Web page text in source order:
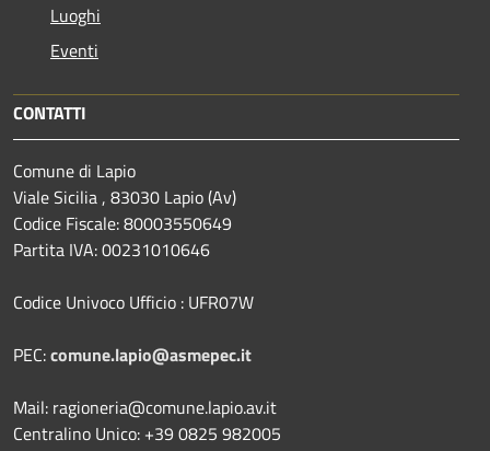
Luoghi
Eventi
CONTATTI
Comune di Lapio
Viale Sicilia , 83030 Lapio (Av)
Codice Fiscale: 80003550649
Partita IVA: 00231010646
Codice Univoco Ufficio : UFR07W
PEC:comune.lapio@asmepec.it
Mail: ragioneria@comune.lapio.av.it
Centralino Unico: +39 0825 982005